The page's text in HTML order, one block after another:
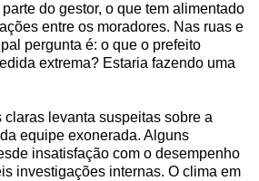
do gestor, o que tem alimentado
entre os moradores. Nas ruas e
pergunta é: o que o prefeito
extrema? Estaria fazendo uma
levanta suspeitas sobre a
equipe exonerada. Alguns
insatisfação com o desempenho
investigações internas. O clima em